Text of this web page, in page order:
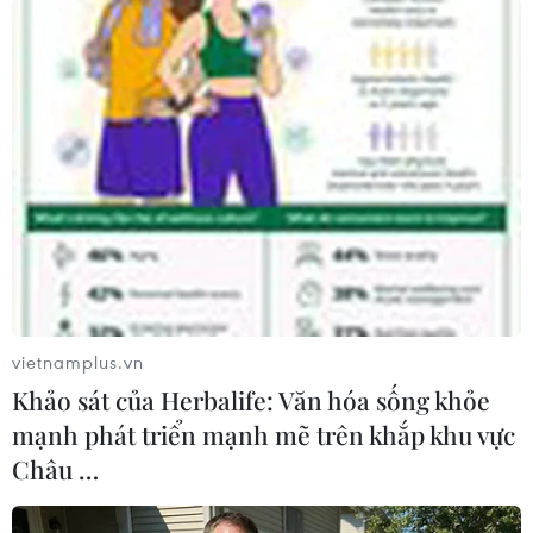
06/08/2026 11:16
Đề xuất luật hóa việc thiết lập hành
lang không gian, tầm nhìn hướng
biển
06/08/2026 09:58
Tà áo truyền thống “đan kết” tình
hữu nghị 50 năm Việt Nam-Thái Lan
06/08/2026 07:30
Tổng Bí thư, Chủ tịch nước: Phải đổi
mới công tác quy hoạch và tổ chức
vietnamplus.vn
Khảo sát của Herbalife: Văn hóa sống khỏe
mạnh phát triển mạnh mẽ trên khắp khu vực
Châu …